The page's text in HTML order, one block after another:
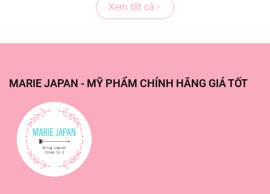
Xem tất cả
MARIE JAPAN - MỸ PHẨM CHÍNH HÃNG GIÁ TỐT